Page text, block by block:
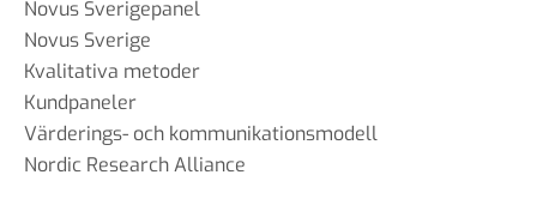
Novus Sverigepanel
Novus Sverige
Kvalitativa metoder
Kundpaneler
Värderings- och kommunikationsmodell
Nordic Research Alliance